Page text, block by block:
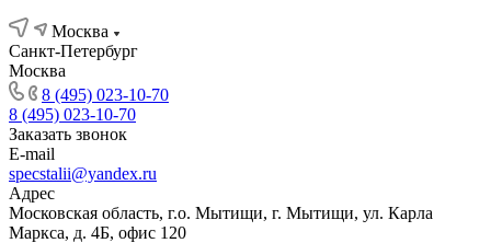
Москва
Санкт-Петербург
Москва
8 (495) 023-10-70
8 (495) 023-10-70
Заказать звонок
E-mail
specstalii@yandex.ru
Адрес
Московская область, г.о. Мытищи, г. Мытищи, ул. Карла
Маркса, д. 4Б, офис 120